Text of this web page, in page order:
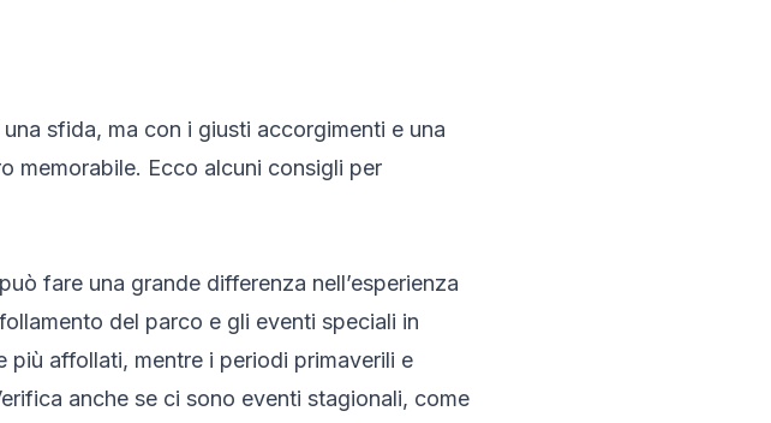
sfida, ma con i giusti accorgimenti e una
memorabile. Ecco alcuni consigli per
fare una grande differenza nell’esperienza
del parco e gli eventi speciali in
più affollati, mentre i periodi primaverili e
anche se ci sono eventi stagionali, come